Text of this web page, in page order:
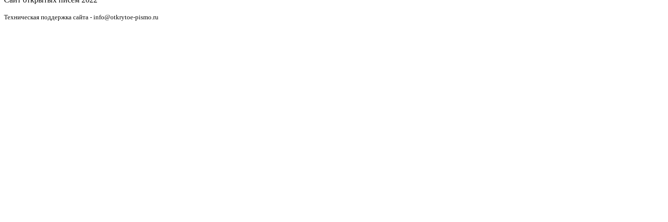
Техническая поддержка сайта - info@otkrytoe-pismo.ru